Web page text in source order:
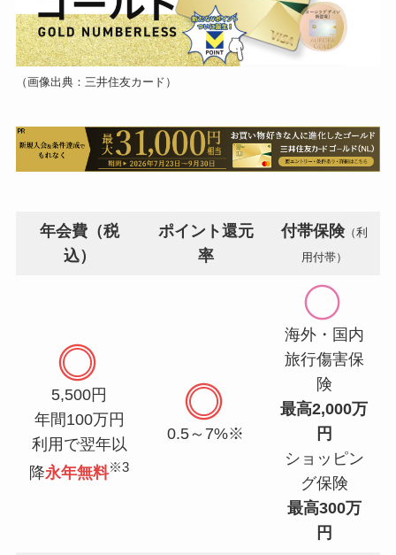
（画像出典：三井住友カード）
年会費（税
込）
ポイント還元
率
付帯保険（利
用付帯）
5,500円
年間100万円
利用で翌年以
降永年無料※3
0.5～7%※
海外・国内
旅行傷害保
険
最高2,000万
円
ショッピン
グ保険
最高300万
円